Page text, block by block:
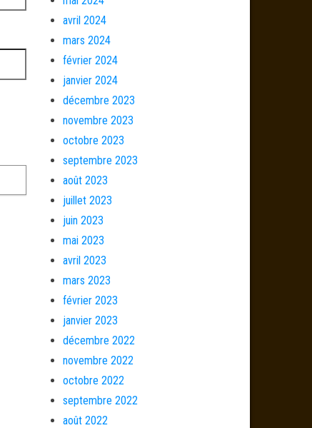
avril 2024
mars 2024
février 2024
janvier 2024
décembre 2023
novembre 2023
octobre 2023
septembre 2023
août 2023
juillet 2023
juin 2023
mai 2023
avril 2023
mars 2023
février 2023
janvier 2023
décembre 2022
novembre 2022
octobre 2022
septembre 2022
août 2022